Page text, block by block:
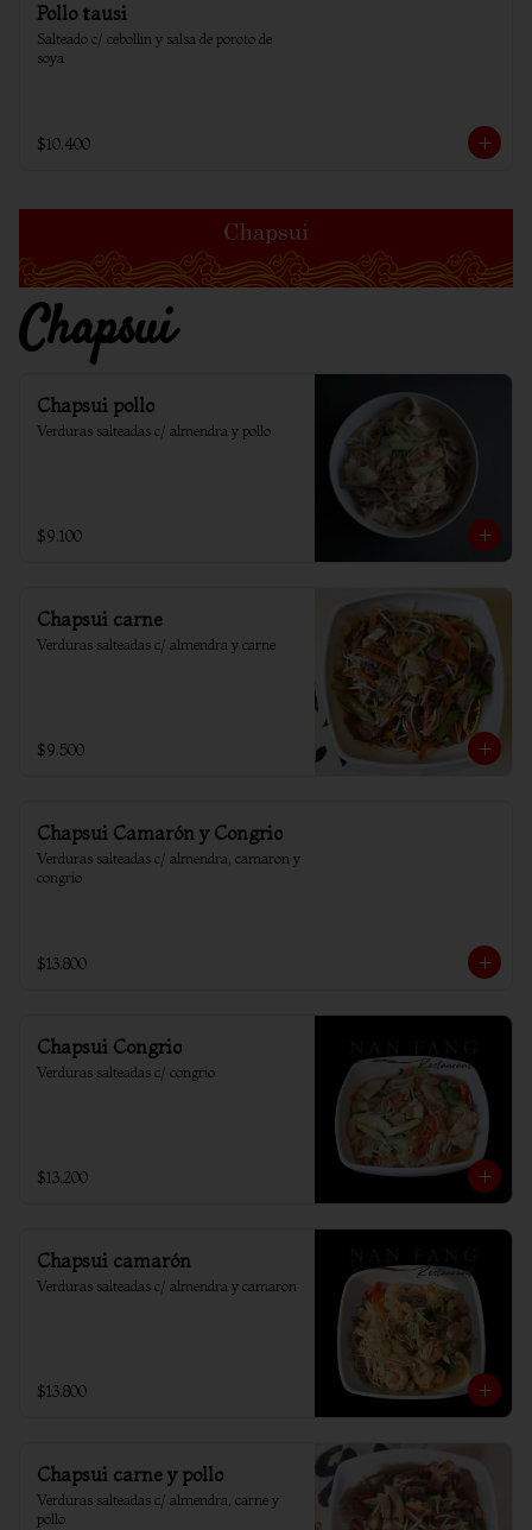
Pollo tausi
Salteado c/ cebollin y salsa de poroto de
soya
$10.400
Chapsui
Chapsui pollo
Verduras salteadas c/ almendra y pollo
$9.100
Chapsui carne
Verduras salteadas c/ almendra y carne
$9.500
Chapsui Camarón y Congrio
Verduras salteadas c/ almendra, camaron y
congrio
$13.800
Chapsui Congrio
Verduras salteadas c/ congrio
$13.200
Chapsui camarón
Verduras salteadas c/ almendra y camaron
$13.800
Chapsui carne y pollo
Verduras salteadas c/ almendra, carne y
pollo